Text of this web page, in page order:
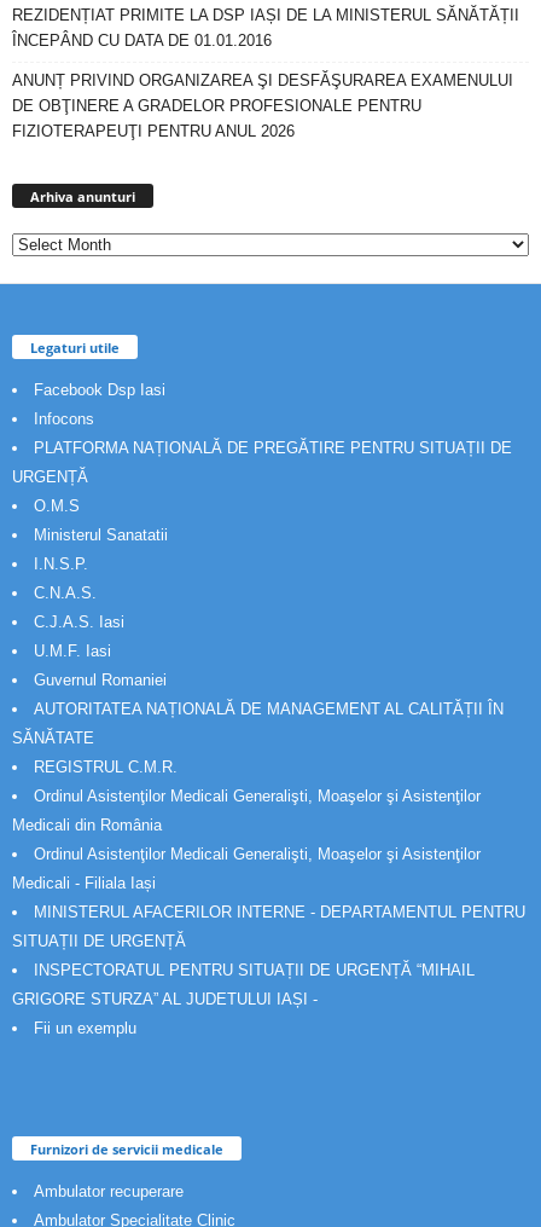
REZIDENȚIAT PRIMITE LA DSP IAȘI DE LA MINISTERUL SĂNĂTĂȚII
ÎNCEPÂND CU DATA DE 01.01.2016
ANUNȚ PRIVIND ORGANIZAREA ŞI DESFĂŞURAREA EXAMENULUI
DE OBŢINERE A GRADELOR PROFESIONALE PENTRU
FIZIOTERAPEUŢI PENTRU ANUL 2026
Arhiva anunturi
Legaturi utile
Facebook Dsp Iasi
Infocons
PLATFORMA NAȚIONALĂ DE PREGĂTIRE PENTRU SITUAȚII DE
URGENȚĂ
O.M.S
Ministerul Sanatatii
I.N.S.P.
C.N.A.S.
C.J.A.S. Iasi
U.M.F. Iasi
Guvernul Romaniei
AUTORITATEA NAȚIONALĂ DE MANAGEMENT AL CALITĂȚII ÎN
SĂNĂTATE
REGISTRUL C.M.R.
Ordinul Asistenţilor Medicali Generalişti, Moaşelor şi Asistenţilor
Medicali din România
Ordinul Asistenţilor Medicali Generalişti, Moaşelor şi Asistenţilor
Medicali - Filiala Iași
MINISTERUL AFACERILOR INTERNE - DEPARTAMENTUL PENTRU
SITUAȚII DE URGENȚĂ
INSPECTORATUL PENTRU SITUAȚII DE URGENȚĂ “MIHAIL
GRIGORE STURZA” AL JUDETULUI IAȘI -
Fii un exemplu
Furnizori de servicii medicale
Ambulator recuperare
Ambulator Specialitate Clinic